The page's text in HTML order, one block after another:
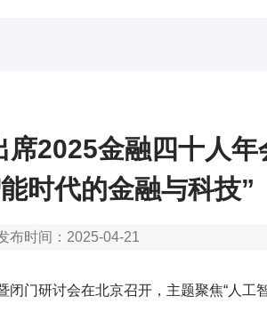
席2025金融四十人年
时代的金融与科技”
布时间：2025-04-21
闭门研讨会在北京召开，主题聚焦“人工